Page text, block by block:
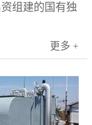
组建的国有独
10月21日在新
。公司...
更多 +